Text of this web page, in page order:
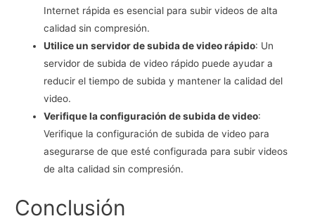
Internet rápida es esencial para subir videos de alta
calidad sin compresión.
Utilice un servidor de subida de video rápido: Un
servidor de subida de video rápido puede ayudar a
reducir el tiempo de subida y mantener la calidad del
video.
Verifique la configuración de subida de video:
Verifique la configuración de subida de video para
asegurarse de que esté configurada para subir videos
de alta calidad sin compresión.
Conclusión